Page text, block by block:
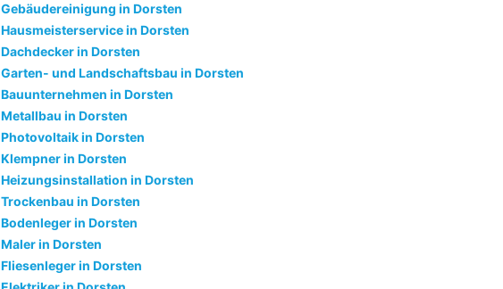
Gebäudereinigung in Dorsten
Hausmeisterservice in Dorsten
Dachdecker in Dorsten
Garten- und Landschaftsbau in Dorsten
Bauunternehmen in Dorsten
Metallbau in Dorsten
Photovoltaik in Dorsten
Klempner in Dorsten
Heizungsinstallation in Dorsten
Trockenbau in Dorsten
Bodenleger in Dorsten
Maler in Dorsten
Fliesenleger in Dorsten